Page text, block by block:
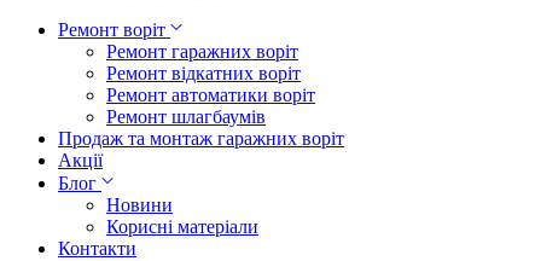
Ремонт воріт
Ремонт гаражних воріт
Ремонт відкатних воріт
Ремонт автоматики воріт
Ремонт шлагбаумів
Продаж та монтаж гаражних воріт
Акції
Блог
Новини
Корисні матеріали
Контакти